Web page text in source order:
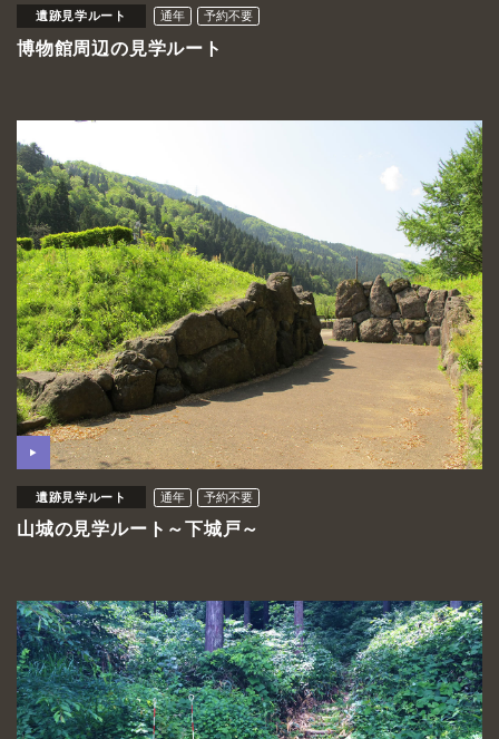
遺跡見学ルート 通年 予約不要
博物館周辺の見学ルート
遺跡見学ルート 通年 予約不要
山城の見学ルート～下城戸～